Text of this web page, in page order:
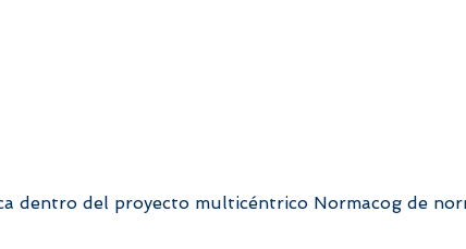
dentro del proyecto multicéntrico Normacog de